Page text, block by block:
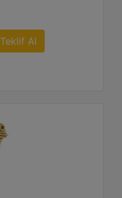
Teklif Al